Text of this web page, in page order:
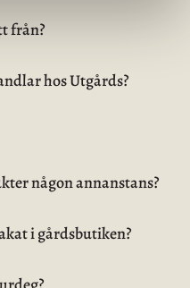
från?
hos Utgårds?
någon annanstans?
i gårdsbutiken?